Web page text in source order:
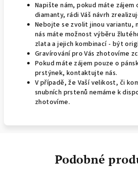
Napište nám, pokud máte zájem
diamanty, rádi Váš návrh
Nebojte se zvolit jinou variantu,
nás máte možnost výběru
zlata a jejich kombinací - být
Gravírování pro Vás zhotovíme
Pokud máte zájem pouze o
prstýnek, kontaktujte nás.
V případě, že Vaší velikost, či
snubních prstenů nemáme k
zhotovíme.
Podobné